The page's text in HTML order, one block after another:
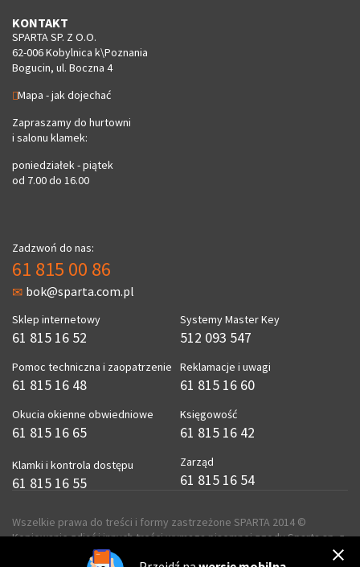
KONTAKT
SPARTA SP. Z O.O.
62-006 Kobylnica k\Poznania
Bogucin, ul. Boczna 4
Mapa - jak dojechać
Zapraszamy do hurtowni
i salonu klamek:
poniedziałek - piątek
od 7.00 do 16.00
Zadzwoń do nas:
61 815 00 86
bok@sparta.com.pl
Sklep internetowy
61 815 16 52
Pomoc techniczna i zaopatrzenie
61 815 16 48
Okucia okienne obwiedniowe
61 815 16 65
Klamki i kontrola dostępu
61 815 16 55
Systemy Master Key
512 093 547
Reklamacje i uwagi
61 815 16 60
Księgowość
61 815 16 42
Zarząd
61 815 16 54
Wszelkie prawa do treści i formy zastrzeżone SPARTA 2014 ©
Kopiowanie zdjęć i innych treści wymaga pisemnej zgody Sparta sp. z